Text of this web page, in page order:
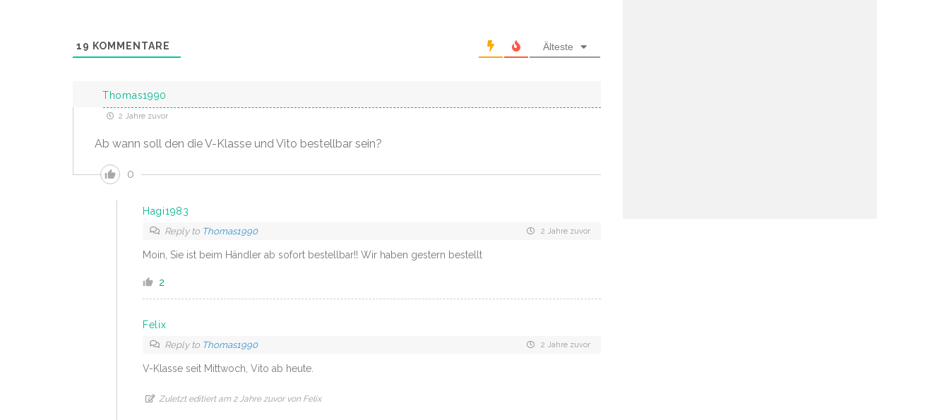
19 KOMMENTARE Älteste
Thomas1990
2 Jahre zuvor
Ab wann soll den die V-Klasse und Vito bestellbar sein?
0
Hagi1983
Reply to Thomas1990 2 Jahre zuvor
Moin, Sie ist beim Händler ab sofort bestellbar!! Wir haben gestern bestellt
2
Felix
Reply to Thomas1990 2 Jahre zuvor
V-Klasse seit Mittwoch, Vito ab heute.
Zuletzt editiert am 2 Jahre zuvor von Felix